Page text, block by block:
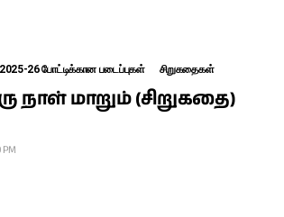
2025-26 போட்டிக்கான படைப்புகள் சிறுகதைகள்
நாள் மாறும் (சிறுகதை)
PM